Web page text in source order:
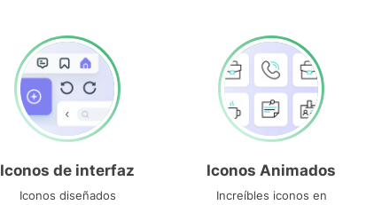
Iconos de interfaz
Iconos diseñados
Iconos Animados
Increíbles iconos en